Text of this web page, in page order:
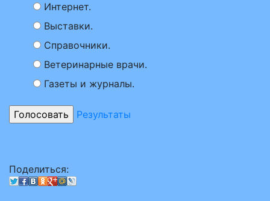
Интернет.
Выставки.
Справочники.
Ветеринарные врачи.
Газеты и журналы.
Результаты
Поделиться: